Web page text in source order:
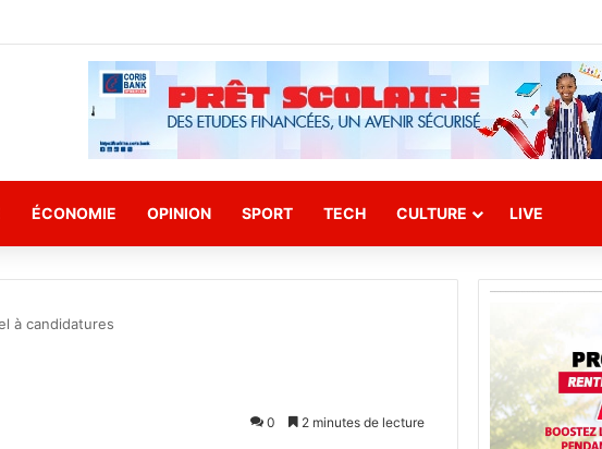
ÉCONOMIE OPINION SPORT TECH CULTURE LIVE
à candidatures
0 2 minutes de lecture